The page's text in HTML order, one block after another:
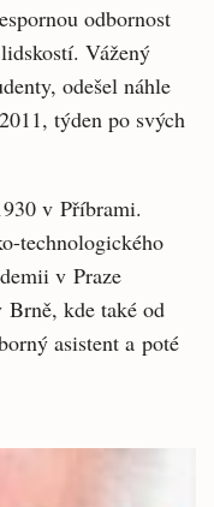
odbornost
Vážený
odešel náhle
týden po svých
v Příbrami.
technologického
v Praze
Brně, kde také od
asistent a poté